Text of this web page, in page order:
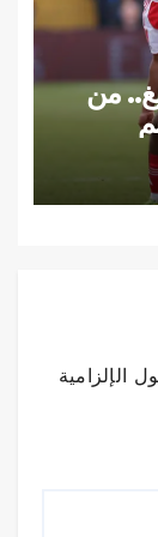
من
الإلزامية